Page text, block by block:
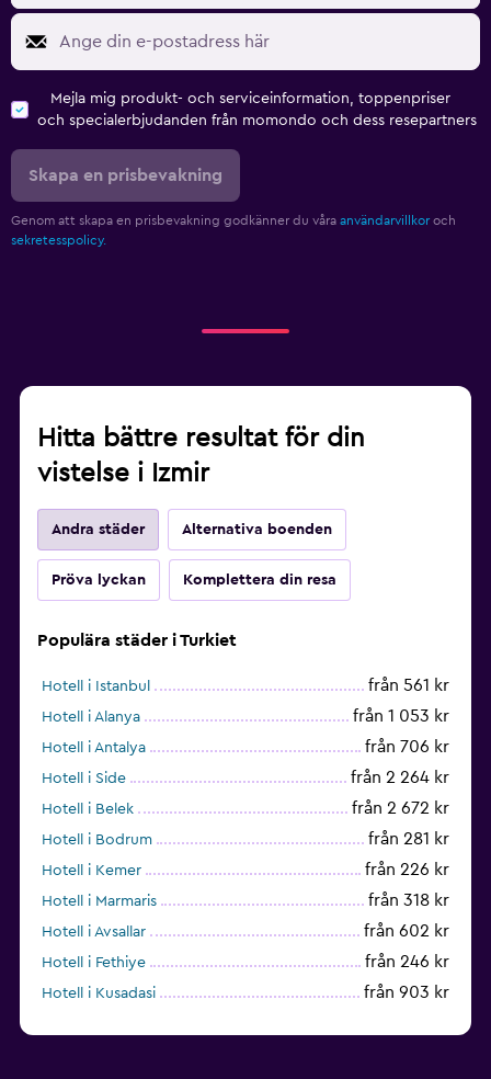
Mejla mig produkt- och serviceinformation, toppenpriser
och specialerbjudanden från momondo och dess resepartners
Skapa en prisbevakning
Genom att skapa en prisbevakning godkänner du våra användarvillkor och
sekretesspolicy.
Hitta bättre resultat för din
vistelse i Izmir
Andra städer Alternativa boenden
Pröva lyckan Komplettera din resa
Populära städer i Turkiet
Hotell i Istanbul från 561 kr
Hotell i Alanya från 1 053 kr
Hotell i Antalya från 706 kr
Hotell i Side från 2 264 kr
Hotell i Belek från 2 672 kr
Hotell i Bodrum från 281 kr
Hotell i Kemer från 226 kr
Hotell i Marmaris från 318 kr
Hotell i Avsallar från 602 kr
Hotell i Fethiye från 246 kr
Hotell i Kusadasi från 903 kr